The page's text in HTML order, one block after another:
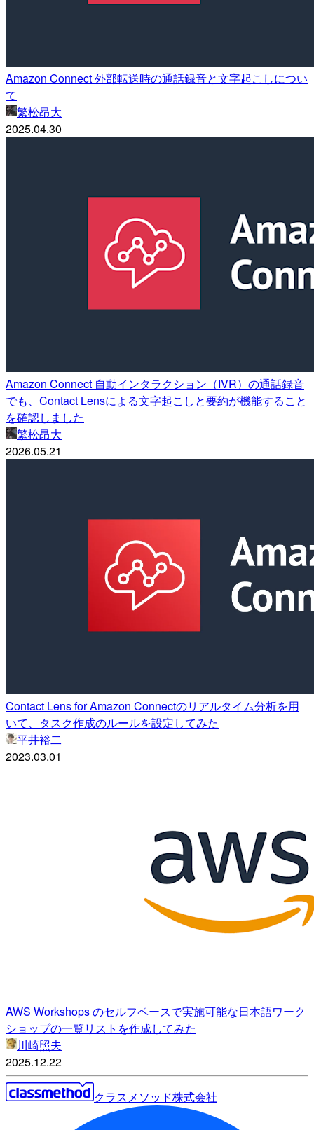
Amazon Connect 外部転送時の通話録音と文字起こしについ
て
繁松昂大
2025.04.30
Amazon Connect 自動インタラクション（IVR）の通話録音
でも、Contact Lensによる文字起こしと要約が機能すること
を確認しました
繁松昂大
2026.05.21
Contact Lens for Amazon Connectのリアルタイム分析を用
いて、タスク作成のルールを設定してみた
平井裕二
2023.03.01
AWS Workshops のセルフペースで実施可能な日本語ワーク
ショップの一覧リストを作成してみた
川崎照夫
2025.12.22
クラスメソッド株式会社